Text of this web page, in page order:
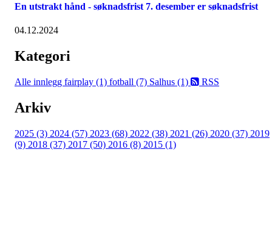
En utstrakt hånd - søknadsfrist 7. desember er søknadsfrist
04.12.2024
Kategori
Alle innlegg fairplay (1) fotball (7) Salhus (1) RSS
Arkiv
2025 (3) 2024 (57) 2023 (68) 2022 (38) 2021 (26) 2020 (37) 2019
(9) 2018 (37) 2017 (50) 2016 (8) 2015 (1)